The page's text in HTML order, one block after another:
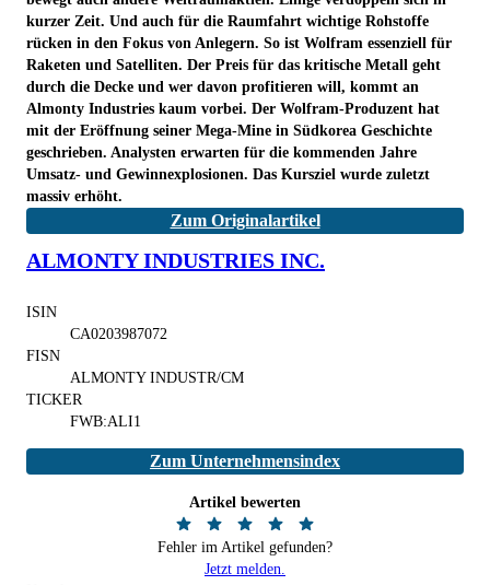
kurzer Zeit. Und auch für die Raumfahrt wichtige Rohstoffe
rücken in den Fokus von Anlegern. So ist Wolfram essenziell für
Raketen und Satelliten. Der Preis für das kritische Metall geht
durch die Decke und wer davon profitieren will, kommt an
Almonty Industries kaum vorbei. Der Wolfram-Produzent hat
mit der Eröffnung seiner Mega-Mine in Südkorea Geschichte
geschrieben. Analysten erwarten für die kommenden Jahre
Umsatz- und Gewinnexplosionen. Das Kursziel wurde zuletzt
massiv erhöht.
Zum Originalartikel
ALMONTY INDUSTRIES INC.
ISIN
CA0203987072
FISN
ALMONTY INDUSTR/CM
TICKER
FWB:ALI1
Zum Unternehmensindex
Artikel bewerten
Fehler im Artikel gefunden?
Jetzt melden.